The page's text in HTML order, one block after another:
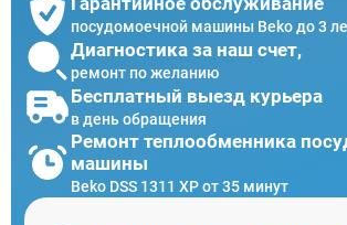
посудомоечной машины Beko до 3
Диагностика за наш счет,
ремонт по желанию
Бесплатный выезд курьера
в день обращения
Ремонт теплообменника
машины
Beko DSS 1311 XP от 35 минут